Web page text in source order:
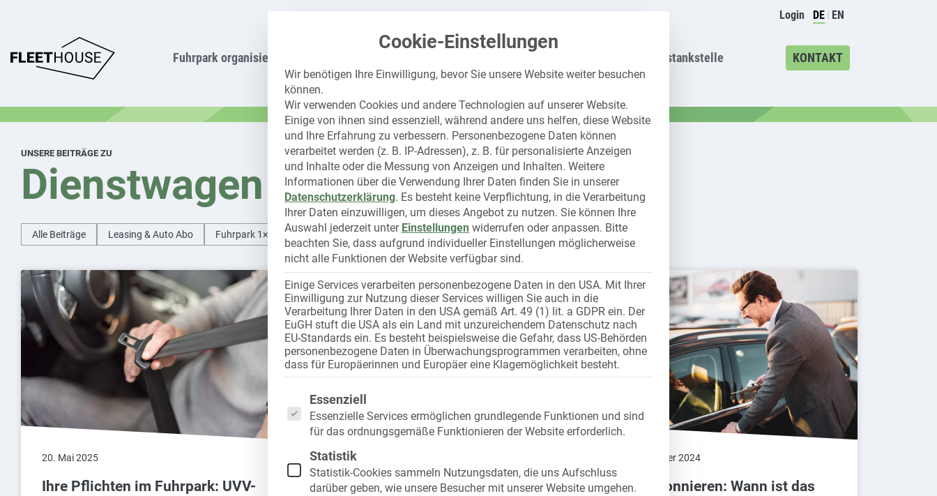
Login DE EN
Fuhrpark organisieren Wissenstankstelle KONTAKT
UNSERE BEITRÄGE ZU
Dienstwagen
Alle Beiträge Leasing & Auto Abo Fuhrpark 1×1 Halterhaftung Elektromobilität
Ihre Pflichten im Fuhrpark: UVV-
20. Mai 2025
Flottenversicherung für Ihren
28. November 2024
Auto abonnieren: Wann ist das
23. September 2024
Cookie-Einstellungen
Wir benötigen Ihre Einwilligung, bevor Sie unsere Website weiter besuchen
können.
Wir verwenden Cookies und andere Technologien auf unserer Website.
Einige von ihnen sind essenziell, während andere uns helfen, diese Website
und Ihre Erfahrung zu verbessern. Personenbezogene Daten können
verarbeitet werden (z. B. IP-Adressen), z. B. für personalisierte Anzeigen
und Inhalte oder die Messung von Anzeigen und Inhalten. Weitere
Informationen über die Verwendung Ihrer Daten finden Sie in unserer
Datenschutzerklärung. Es besteht keine Verpflichtung, in die Verarbeitung
Ihrer Daten einzuwilligen, um dieses Angebot zu nutzen. Sie können Ihre
Auswahl jederzeit unter Einstellungen widerrufen oder anpassen. Bitte
beachten Sie, dass aufgrund individueller Einstellungen möglicherweise
nicht alle Funktionen der Website verfügbar sind.
Einige Services verarbeiten personenbezogene Daten in den USA. Mit Ihrer
Einwilligung zur Nutzung dieser Services willigen Sie auch in die
Verarbeitung Ihrer Daten in den USA gemäß Art. 49 (1) lit. a GDPR ein. Der
EuGH stuft die USA als ein Land mit unzureichendem Datenschutz nach
EU-Standards ein. Es besteht beispielsweise die Gefahr, dass US-Behörden
personenbezogene Daten in Überwachungsprogrammen verarbeiten, ohne
dass für Europäerinnen und Europäer eine Klagemöglichkeit besteht.
Es folgt eine Liste der Service-Gruppen, für die eine Einwilligung erteilt werden kann. Die erste Service-Gruppe ist
Essenziell
Essenzielle Services ermöglichen grundlegende Funktionen und sind
für das ordnungsgemäße Funktionieren der Website erforderlich.
Statistik
Statistik-Cookies sammeln Nutzungsdaten, die uns Aufschluss
darüber geben, wie unsere Besucher mit unserer Website umgehen.